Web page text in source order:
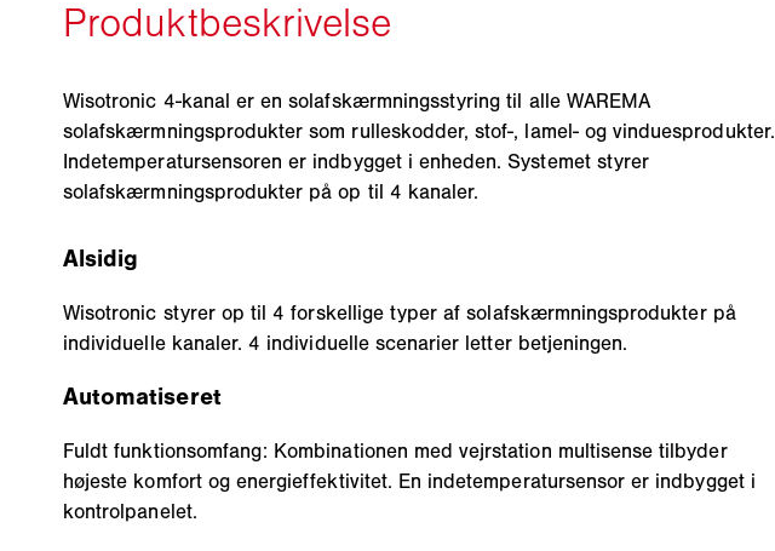
Wisotronic 4-kanal er en solafskærmningsstyring til alle WAREMA
solafskærmningsprodukter som rulleskodder, stof-, lamel- og vinduesprodukter.
Indetemperatursensoren er indbygget i enheden. Systemet styrer
solafskærmningsprodukter på op til 4 kanaler.
Alsidig
Wisotronic styrer op til 4 forskellige typer af solafskærmningsprodukter på
individuelle kanaler. 4 individuelle scenarier letter betjeningen.
Automatiseret
Fuldt funktionsomfang: Kombinationen med vejrstation multisense tilbyder
højeste komfort og energieffektivitet. En indetemperatursensor er indbygget i
kontrolpanelet.